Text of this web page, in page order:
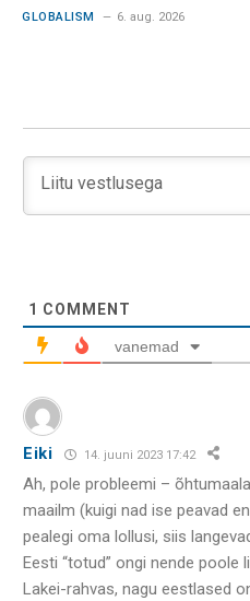
GLOBALISM 6. aug. 2026
1 COMMENT
vanemad
Eiki 14. juuni 2023 17:42
Ah, pole probleemi –
maailm (kuigi nad ise peavad
pealegi oma lollusi, siis
Eesti “totud” ongi nende poole
Lakei-rahvas, nagu eestlased